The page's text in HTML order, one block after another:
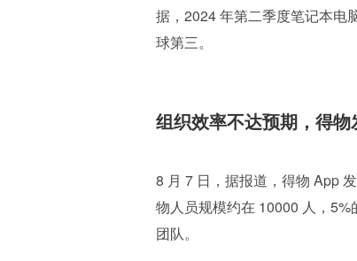
据，2024 年第二季度笔记本电
球第三。
组织效率不达预期，得
8 月 7 日，据报道，得物 App
物人员规模约在 10000 人，
团队。